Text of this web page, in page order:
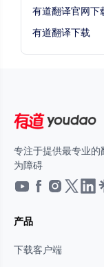
有道翻译官网下
有道翻译下载
专注于提供最专业
为障碍
产品
下载客户端